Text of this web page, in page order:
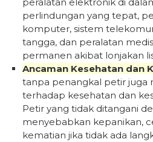
peralatan elektronik di
perlindungan yang tepat,
komputer, sistem
tangga, dan peralatan
permanen akibat lonjakan
Ancaman Kesehatan dan
tanpa penangkal petir juga
terhadap kesehatan dan
Petir yang tidak ditangani
menyebabkan kepanikan,
kematian jika tidak ada